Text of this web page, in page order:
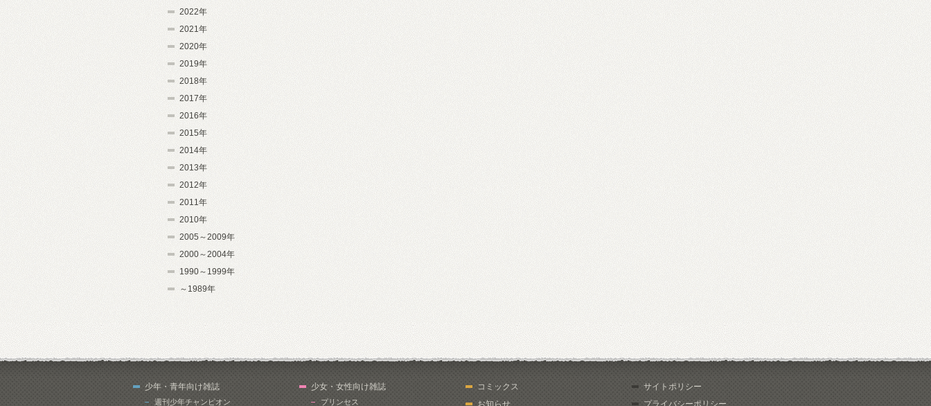
2022年
2021年
2020年
2019年
2018年
2017年
2016年
2015年
2014年
2013年
2012年
2011年
2010年
2005～2009年
2000～2004年
1990～1999年
～1989年
少年・青年向け雑誌
週刊少年チャンピオン
少女・女性向け雑誌
プリンセス
コミックス
お知らせ
サイトポリシー
プライバシーポリシー